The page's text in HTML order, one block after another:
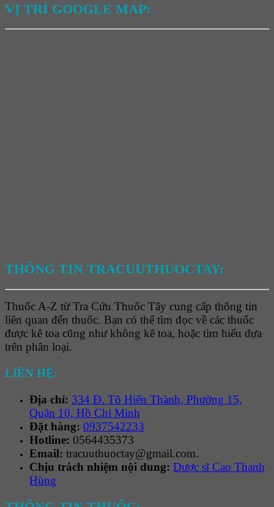
VỊ TRÍ GOOGLE MAP:
THÔNG TIN TRACUUTHUOCTAY:
Thuốc A-Z từ Tra Cứu Thuốc Tây cung cấp thông tin
liên quan đến thuốc. Bạn có thể tìm đọc về các thuốc
được kê toa cũng như không kê toa, hoặc tìm hiểu dựa
trên phân loại.
LIÊN HỆ:
Địa chỉ: 334 Đ. Tô Hiến Thành, Phường 15,
Quận 10, Hồ Chí Minh
Đặt hàng: 0937542233
Hotline: 0564435373
Email: tracuuthuoctay@gmail.com.
Chịu trách nhiệm nội dung: Dược sĩ Cao Thanh
Hùng